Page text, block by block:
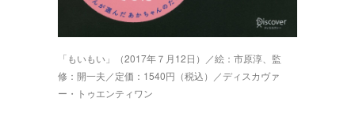
「もいもい」（2017年７月12日）／絵：市原淳、監
修：開一夫／定価：1540円（税込）／ディスカヴァ
ー・トゥエンティワン